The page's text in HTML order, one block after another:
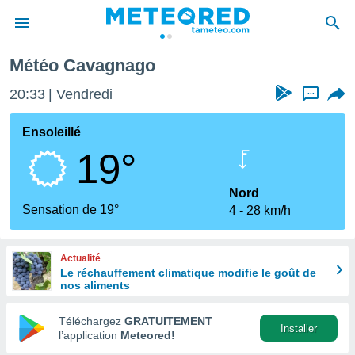
de
en
Météo Cavagnago
20:33 Vendredi ...
Ensoleillé
19°
Sensation de 19°
Nord
4
28 km/h
Actualité
Le réchauffement climatique modifie le goût de
nos aliments
Téléchargez GRATUITEMENT
l’application Meteored!
Installer